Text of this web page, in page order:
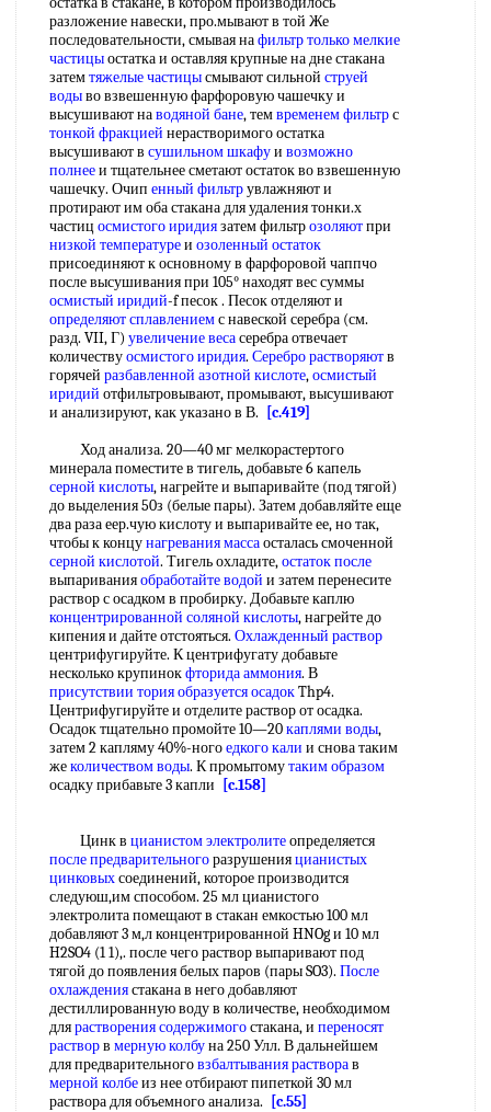
разложение навески, про.мывают в той Же
последовательности, смывая нафильтр толькомелкие
частицыостатка и оставляя крупные на дне стакана
затемтяжелые частицысмывают сильной струей
водыво взвешенную фарфоровую чашечку и
высушивают наводяной бане, темвременем фильтрс
тонкой фракцией нерастворимого остатка
высушивают в сушильном шкафуи возможно
полнееи тщательнее сметают остаток во взвешенную
чашечку. Очип енный фильтрувлажняют и
протирают им оба стакана для удаления тонки.х
частиц осмистого иридиязатем фильтрозоляютпри
низкой температуреи озоленный остаток
присоединяют к основному в фарфоровой чаппчо
после высушивания при 105° находят вес суммы
осмистый иридий-f песок . Песок отделяют и
определяют сплавлениемс навеской серебра (см.
разд. VII, Г) увеличение весасеребра отвечает
количествуосмистого иридия. Серебро растворяютв
горячей разбавленной азотной кислоте,осмистый
иридий отфильтровывают, промывают, высушивают
и анализируют, как указано в В.
[c.419]
Ход анализа. 20—40 мг мелкорастертого
минерала поместите в тигель, добавьте 6 капель
серной кислоты, нагрейте и выпаривайте (под тягой)
до выделения 50з (белые пары). Затем добавляйте еще
два раза еер.чую кислоту и выпаривайте ее, но так,
чтобы к концунагревания массаосталась смоченной
серной кислотой. Тигель охладите,остаток после
выпариванияобработайте водой и затем перенесите
раствор с осадком в пробирку. Добавьте каплю
концентрированной соляной кислоты, нагрейте до
кипения и дайте отстояться. Охлажденный раствор
центрифугируйте. К центрифугату добавьте
несколько крупинокфторида аммония. В
присутствии торияобразуется осадокThp4.
Центрифугируйте и отделите раствор от осадка.
Осадок тщательно промойте 10—20каплями воды,
затем 2 капляму 40%-ногоедкого кали и снова таким
жеколичеством воды. К промытомутаким образом
осадку прибавьте 3 капли
[c.158]
Цинк в цианистом электролитеопределяется
после предварительногоразрушенияцианистых
цинковыхсоединений, которое производится
следуюш,им способом. 25 мл цианистого
электролита помещают в стакан емкостью 100 мл
добавляют 3 м,л концентрированной HNOg и 10 мл
H2SO4 (1 1),. после чего раствор выпаривают под
тягой до появления белых паров (пары SO3). После
охлаждениястакана в него добавляют
дестиллированную воду в количестве, необходимом
длярастворения содержимогостакана, и переносят
растворв мерную колбуна 250 Улл. В дальнейшем
для предварительноговзбалтывания растворав
мерной колбеиз нее отбирают пипеткой 30 мл
раствора для объемного анализа.
[c.55]